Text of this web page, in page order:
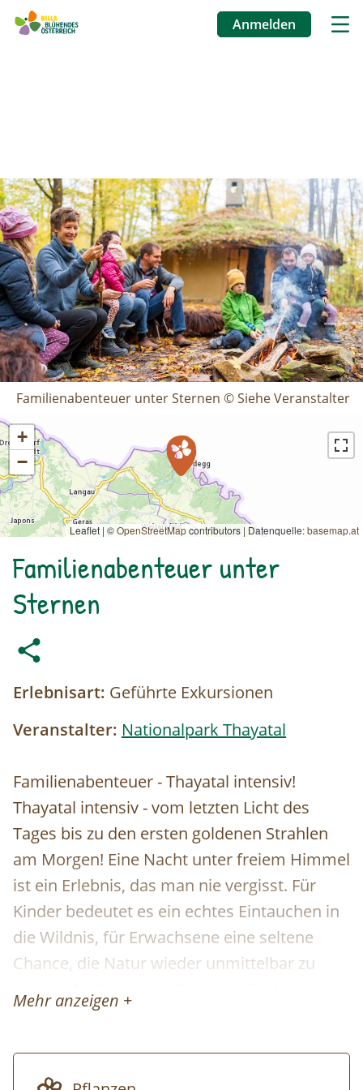
Anmelden
Familienabenteuer unter Sternen © Siehe Veranstalter
+
−
Leaflet | ©OpenStreetMapcontributors |Datenquelle:basemap.at
Familienabenteuer unter
Sternen
Erlebnisart: Geführte Exkursionen
Veranstalter: Nationalpark Thayatal
Familienabenteuer - Thayatal intensiv!
Thayatal intensiv - vom letzten Licht des
Tages bis zu den ersten goldenen Strahlen
am Morgen! Eine Nacht unter freiem Himmel
ist ein Erlebnis, das man nie vergisst. Für
Kinder bedeutet es ein echtes Eintauchen in
die Wildnis, für Erwachsene eine seltene
Chance, die Natur wieder unmittelbar zu
spüren. Nationalpark Rangerin Sophie
Bernet verbindet fundiertes Naturwissen mit
Mehr anzeigen +